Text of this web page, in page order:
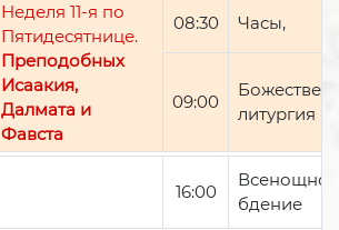
Неделя 11-я по
Пятидесятнице.
Преподобных
Исаакия,
Далмата и
Фавста
08:30 Часы,
09:00
литургия
16:00
Всенощное
бдение